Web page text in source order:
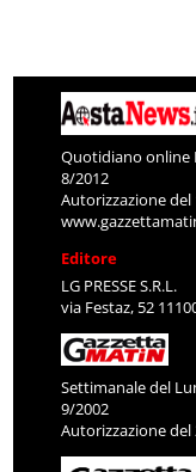
Quotidiano online
8/2012
Autorizzazione del
Editore
LG PRESSE S.R.L.
via Festaz, 52
Settimanale del
9/2002
Autorizzazione del